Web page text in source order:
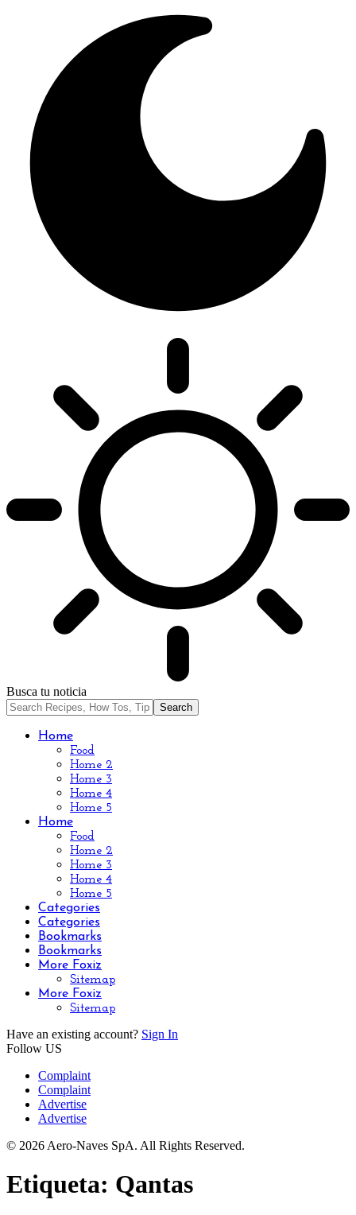
Busca tu noticia
Home
Food
Home 2
Home 3
Home 4
Home 5
Home
Food
Home 2
Home 3
Home 4
Home 5
Categories
Categories
Bookmarks
Bookmarks
More Foxiz
Sitemap
More Foxiz
Sitemap
Have an existing account? Sign In
Follow US
Complaint
Complaint
Advertise
Advertise
© 2026 Aero-Naves SpA. All Rights Reserved.
Etiqueta: Qantas